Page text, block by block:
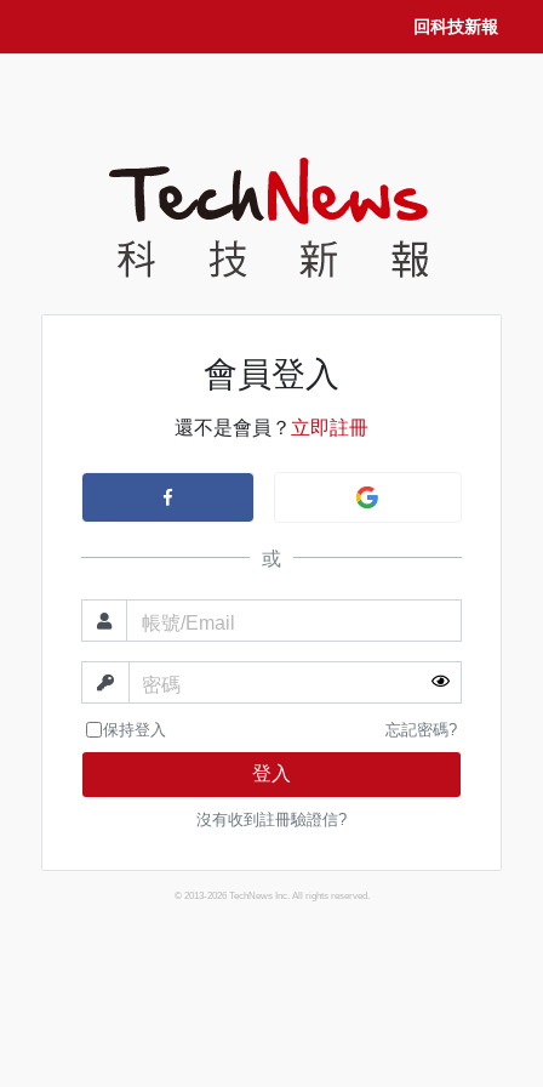
回科技新報
會員登入
還不是會員？ 立即註冊
或
帳號/Email
密碼
保持登入 忘記密碼?
登入
沒有收到註冊驗證信?
© 2013-2026 TechNews Inc. All rights reserved.